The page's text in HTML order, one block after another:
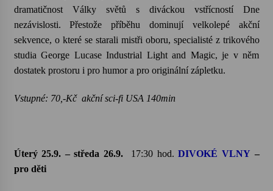
dramatičnost Války světů s diváckou vstřícností Dne
nezávislosti. Přestože příběhu dominují velkolepé akční
sekvence, o které se starali mistři oboru, specialisté z trikového
studia George Lucase Industrial Light and Magic, je v něm
dostatek prostoru i pro humor a pro originální zápletku.
Vstupné: 70,-Kč akční sci-fi USA 140min
Úterý 25.9. – středa 26.9. 17:30 hod.DIVOKÉ VLNY–
pro děti